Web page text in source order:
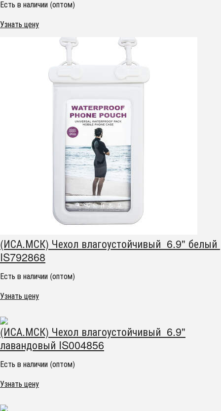
Есть в наличии (оптом)
Узнать цену
(ИСА.МСК) Чехол влагоустойчивый 6.9" белый
IS792868
Есть в наличии (оптом)
Узнать цену
(ИСА.МСК) Чехол влагоустойчивый 6.9"
лавандовый IS004856
Есть в наличии (оптом)
Узнать цену